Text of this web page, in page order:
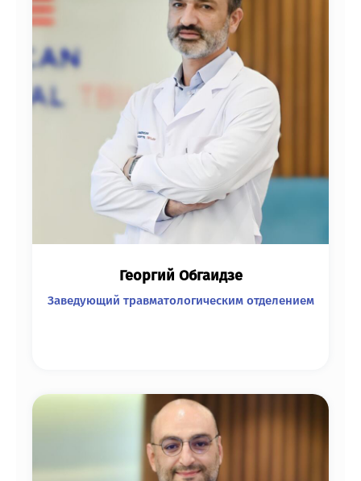
Георгий Обгаидзе
Заведующий травматологическим отделением